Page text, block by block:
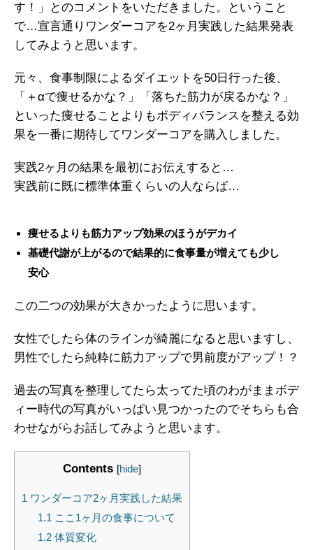
す！」とのコメントをいただきました。ということ
で…宣言通りワンダーコアを2ヶ月実践した結果発表
してみようと思います。
元々、食事制限によるダイエットを50日行った後、
「＋αで痩せるかな？」「落ちた筋力が戻るかな？」
といった痩せることよりもボディバランスを整える効
果を一番に期待してワンダーコアを購入しました。
実践2ヶ月の結果を最初にお伝えすると…
実践前に既に標準体重くらいの人ならば…
痩せるよりも筋力アップ効果のほうがデカイ
基礎代謝が上がるので結果的に食事量が増えても少し
安心
この二つの効果が大きかったように思います。
女性でしたら体のラインが綺麗になると思いますし、
男性でしたら純粋に筋力アップで男前度がアップ！？
過去の写真を整理してたら太ってた頃のわがままボデ
ィー時代の写真がいっぱい見つかったのでそちらも合
わせながらお話してみようと思います。
Contents [hide]
1 ワンダーコア2ヶ月実践した結果
1.1 ここ1ヶ月の食事について
1.2体質変化